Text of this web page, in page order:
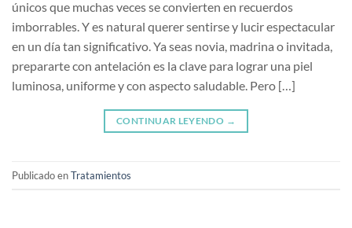
únicos que muchas veces se convierten en recuerdos
imborrables. Y es natural querer sentirse y lucir espectacular
en un día tan significativo. Ya seas novia, madrina o invitada,
prepararte con antelación es la clave para lograr una piel
luminosa, uniforme y con aspecto saludable. Pero […]
CONTINUAR LEYENDO →
Publicado enTratamientos